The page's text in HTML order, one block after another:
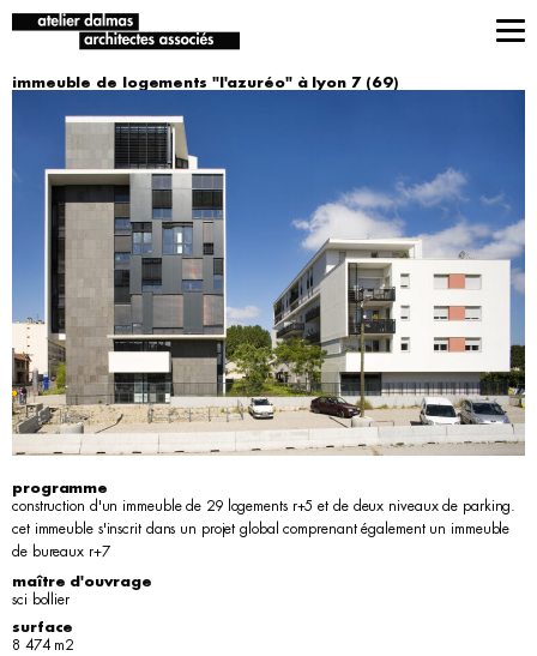
immeuble de logements "l'azuréo" à lyon 7 (69)
programme
construction d'un immeuble de 29 logements r+5 et de deux niveaux de parking.
cet immeuble s'inscrit dans un projet global comprenant également un immeuble
de bureaux r+7
maître d'ouvrage
sci bollier
surface
8 474 m2